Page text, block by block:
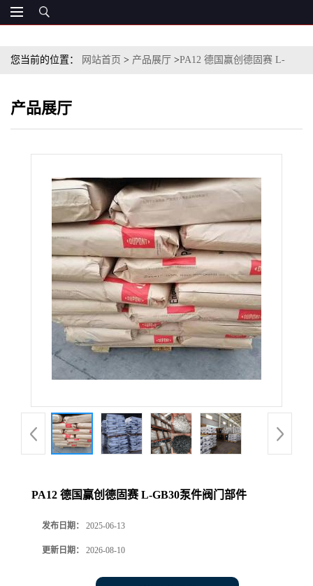
您当前的位置： 网站首页 > 产品展厅 >PA12 德国赢创德固赛 L-
产品展厅
PA12 德国赢创德固赛 L-GB30泵件阀门部件
发布日期： 2025-06-13
更新日期： 2026-08-10